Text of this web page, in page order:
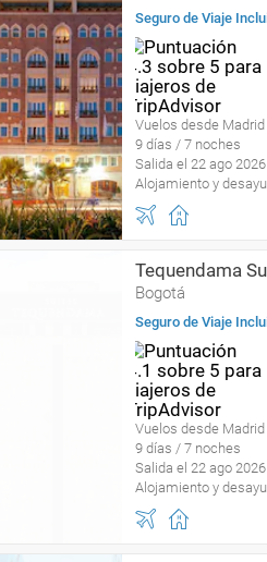
Seguro de Viaje
Vuelos desde Madrid
9 días / 7 noches
Salida el 22 ago 2026
Alojamiento y
Tequendama
Bogotá
Seguro de Viaje
Vuelos desde Madrid
9 días / 7 noches
Salida el 22 ago 2026
Alojamiento y